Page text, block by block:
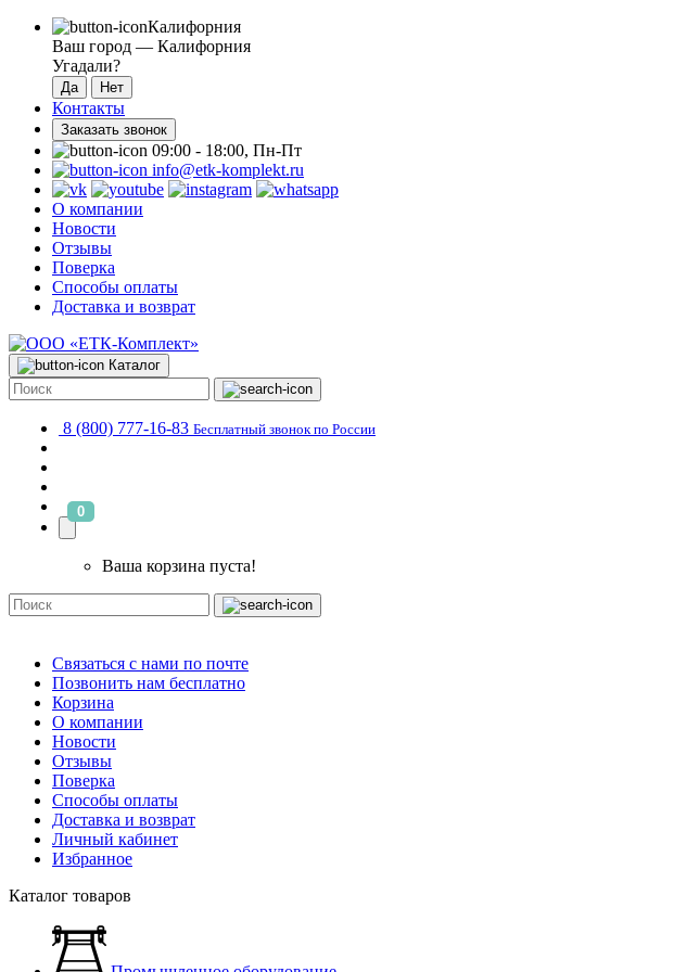
Калифорния
Ваш город — Калифорния
Угадали?
Контакты
Заказать звонок
09:00 - 18:00, Пн-Пт
info@etk-komplekt.ru
О компании
Новости
Отзывы
Поверка
Способы оплаты
Доставка и возврат
Каталог
8 (800) 777-16-83 Бесплатный звонок по России
0
Ваша корзина пуста!
Связаться с нами по почте
Позвонить нам бесплатно
Корзина
О компании
Новости
Отзывы
Поверка
Способы оплаты
Доставка и возврат
Личный кабинет
Избранное
Каталог товаров